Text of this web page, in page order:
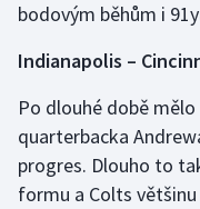
bodovým běhům i
Indianapolis –
Po dlouhé době
quarterbacka
progres. Dlouho to
formu a Colts